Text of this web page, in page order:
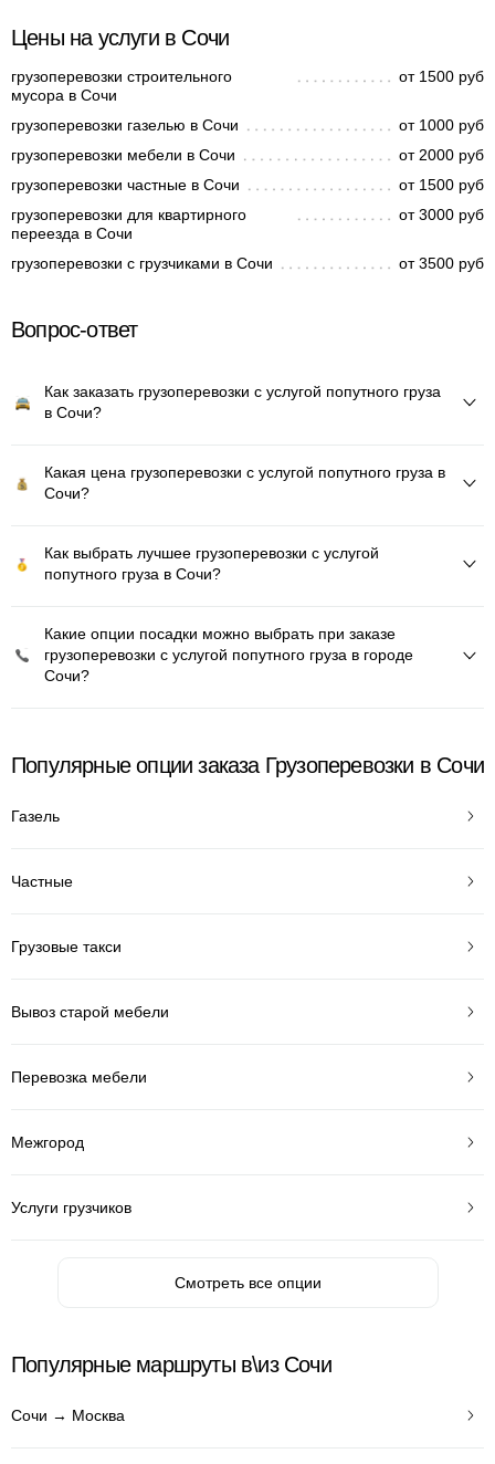
Цены на услуги в Сочи
грузоперевозки строительного
мусора в Сочи
от 1500 руб
грузоперевозки газелью в Сочи
от 1000 руб
грузоперевозки мебели в Сочи
от 2000 руб
грузоперевозки частные в Сочи
от 1500 руб
грузоперевозки для квартирного
переезда в Сочи
от 3000 руб
грузоперевозки с грузчиками в Сочи от 3500 руб
Вопрос-ответ
Как заказать грузоперевозки с услугой попутного груза
в Сочи?
Какая цена грузоперевозки с услугой попутного груза в
Сочи?
Как выбрать лучшее грузоперевозки с услугой
попутного груза в Сочи?
Какие опции посадки можно выбрать при заказе
грузоперевозки с услугой попутного груза в городе
Сочи?
Популярные опции заказа Грузоперевозки в Сочи
Газель
Частные
Грузовые такси
Вывоз старой мебели
Перевозка мебели
Межгород
Услуги грузчиков
Смотреть все опции
Популярные маршруты в\из Сочи
Сочи → Москва